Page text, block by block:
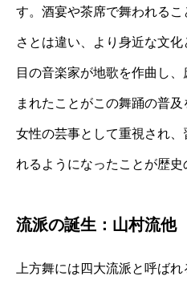
す。酒宴や茶席で舞われる
さとは違い、より身近な文
目の音楽家が地歌を作曲し
まれたことがこの舞踊の普
女性の芸事として重視され
れるようになったことが歴史
流派の誕生：山村流他
上方舞には四大流派と呼ば